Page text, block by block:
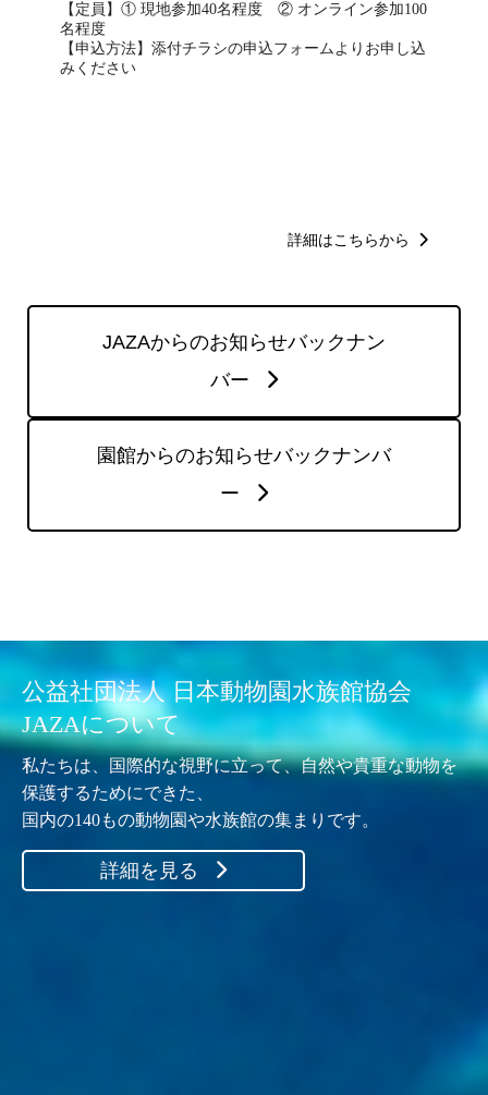
【定員】① 現地参加40名程度 ② オンライン参加100
名程度
【申込方法】添付チラシの申込フォームよりお申し込
みください
詳細はこちらから
JAZAからのお知らせバックナン
バー
園館からのお知らせバックナンバ
ー
公益社団法人 日本動物園水族館協会
JAZAについて
私たちは、国際的な視野に立って、自然や貴重な動物を
保護するためにできた、
国内の140もの動物園や水族館の集まりです。
詳細を見る